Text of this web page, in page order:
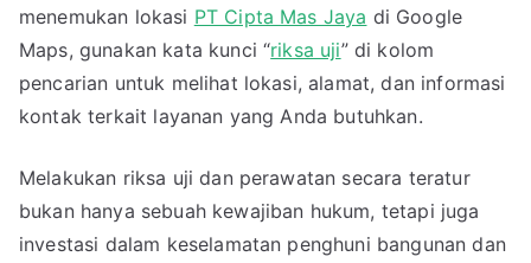
menemukan lokasi PT Cipta Mas Jaya di Google
Maps, gunakan kata kunci “riksa uji” di kolom
pencarian untuk melihat lokasi, alamat, dan informasi
kontak terkait layanan yang Anda butuhkan.
Melakukan riksa uji dan perawatan secara teratur
bukan hanya sebuah kewajiban hukum, tetapi juga
investasi dalam keselamatan penghuni bangunan dan